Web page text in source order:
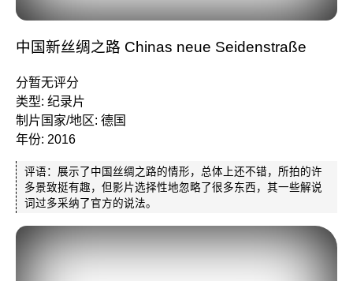
中国新丝绸之路 Chinas neue Seidenstraße
分暂无评分
类型: 纪录片
制片国家/地区: 德国
年份: 2016
评语：展示了中国丝绸之路的情形，总体上还不错，所拍的许
多景致挺有趣，但影片选择性地忽略了很多东西，其一些解说
词过多采纳了官方的说法。